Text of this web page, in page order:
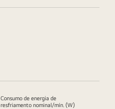
Consumo de energia de
resfriamento nominal/mín. (W)